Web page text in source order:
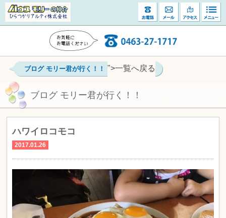
ブログ モリー君が行く！！ ">一覧へ戻る
ブログ モリー君が行く！！
ハワイロコモコ
2017.01.26